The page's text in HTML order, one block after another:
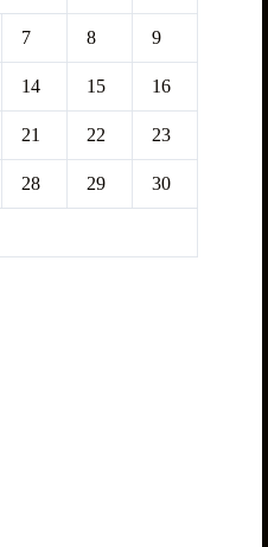
7 8 9
14 15 16
21 22 23
28 29 30